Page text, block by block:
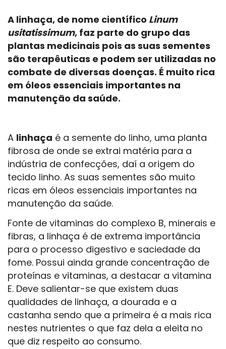
A linhaça, de nome científico Linum
usitatissimum, faz parte do grupo das
plantas medicinais pois as suas sementes
são terapêuticas e podem ser utilizadas no
combate de diversas doenças. É muito rica
em óleos essenciais importantes na
manutenção da saúde.
A linhaça é a semente do linho, uma planta
fibrosa de onde se extrai matéria para a
indústria de confecções, daí a origem do
tecido linho. As suas sementes são muito
ricas em óleos essenciais importantes na
manutenção da saúde.
Fonte de vitaminas do complexo B, minerais e
fibras, a linhaça é de extrema importância
para o processo digestivo e saciedade da
fome. Possui ainda grande concentração de
proteínas e vitaminas, a destacar a vitamina
E. Deve salientar-se que existem duas
qualidades de linhaça, a dourada e a
castanha sendo que a primeira é a mais rica
nestes nutrientes o que faz dela a eleita no
que diz respeito ao consumo.